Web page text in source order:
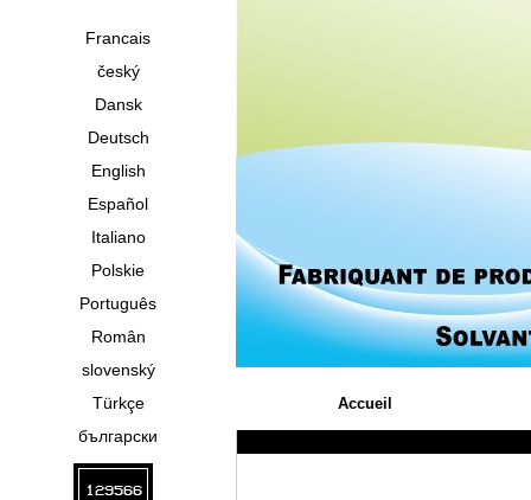
Francais
český
Dansk
Deutsch
English
Español
Italiano
Polskie
Português
Român
slovenský
Türkçe
български
129566
Accueil